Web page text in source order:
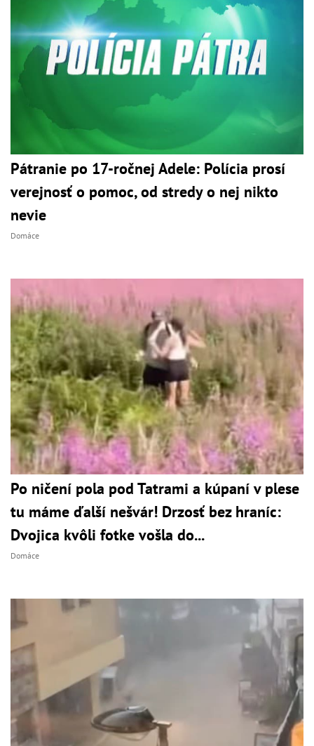
Pátranie po 17-ročnej Adele: Polícia prosí
verejnosť o pomoc, od stredy o nej nikto
nevie
Domáce
Po ničení pola pod Tatrami a kúpaní v plese
tu máme ďalší nešvár! Drzosť bez hraníc:
Dvojica kvôli fotke vošla do...
Domáce